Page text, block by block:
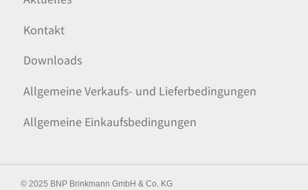
Kontakt
Downloads
Allgemeine Verkaufs- und Lieferbedingungen
Allgemeine Einkaufsbedingungen
© 2025 BNP Brinkmann GmbH & Co. KG